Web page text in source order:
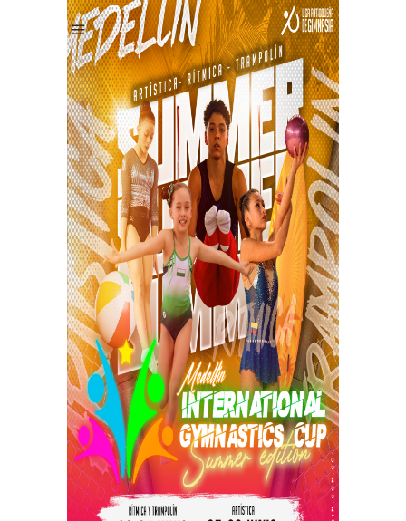
DIRECTIVAS
1
Conoce toda la información
del International Gymnastics
Cup Summer Edition Medellín
2026: reglas de competencia,
conformación de equipos,
costos de inscripción,
premiación y juzgamiento,